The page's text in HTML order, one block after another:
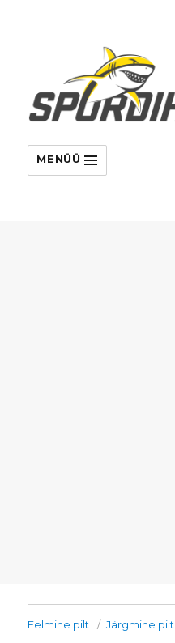
MENÜÜ
Eelmine pilt Järgmine pilt